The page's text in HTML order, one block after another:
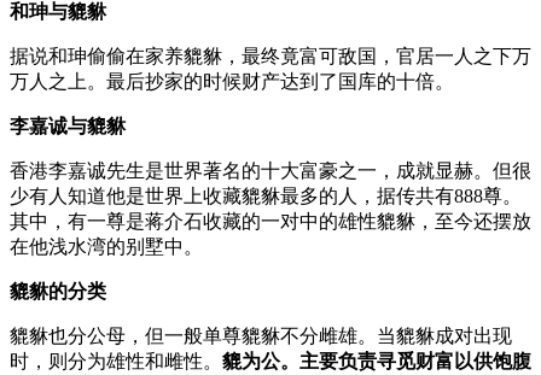
和珅与貔貅
据说和珅偷偷在家养貔貅，最终竟富可敌国，官居一人之下万
万人之上。最后抄家的时候财产达到了国库的十倍。
李嘉诚与貔貅
香港李嘉诚先生是世界著名的十大富豪之一，成就显赫。但很
少有人知道他是世界上收藏貔貅最多的人，据传共有888尊。
其中，有一尊是蒋介石收藏的一对中的雄性貔貅，至今还摆放
在他浅水湾的别墅中。
貔貅的分类
貔貅也分公母，但一般单尊貔貅不分雌雄。当貔貅成对出现
时，则分为雄性和雌性。 貔为公。主要负责寻觅财富以供饱腹